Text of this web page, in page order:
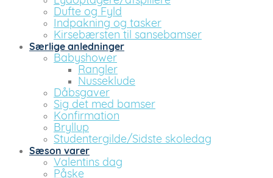
Dufte og Fyld
Indpakning og tasker
Kirsebærsten til sansebamser
Særlige anledninger
Babyshower
Rangler
Nusseklude
Dåbsgaver
Sig det med bamser
Konfirmation
Bryllup
Studentergilde/Sidste skoledag
Sæson varer
Valentins dag
Påske